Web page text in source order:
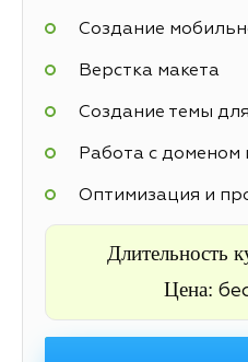
Создание
Верстка макета
Создание темы
Работа с доменом
Оптимизация и
Длительность
Цена: